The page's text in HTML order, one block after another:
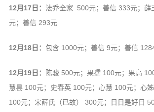
12月17日： 法乔全家 500元；善信 333元；薛
元；善信 293元
12月18日： 包含 1000元；善信 9元；善信
12月19日：
陈骏 500元；果孺 100元；果高
慧昙 100元；史春英 100元；心慧 100元；心
100元；宋薛氏（已故） 300元；日日是好日